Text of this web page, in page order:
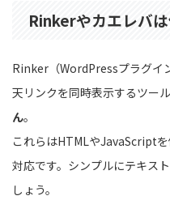
Rinkerやカエレバ
Rinker（WordPressプラグイ
天リンクを同時表示するツー
ん。
これらはHTMLやJavaScript
対応です。シンプルにテキス
しょう。